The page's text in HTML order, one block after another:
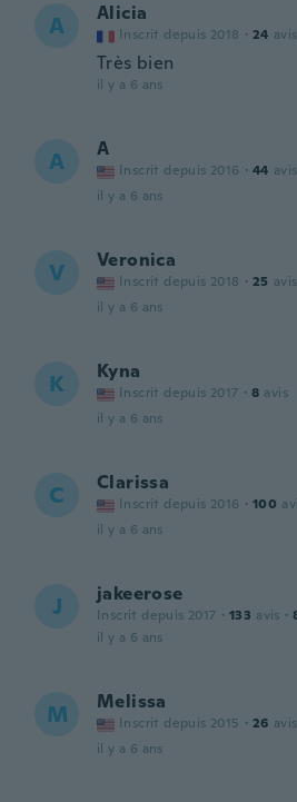
A Alicia
Inscrit depuis 2018 · 24 avis
Très bien
il y a 6 ans
A A
Inscrit depuis 2016 · 44 avis
il y a 6 ans
V Veronica
Inscrit depuis 2018 · 25 avis
il y a 6 ans
K Kyna
Inscrit depuis 2017 · 8 avis
il y a 6 ans
C Clarissa
Inscrit depuis 2016 · 100
il y a 6 ans
J jakeerose
Inscrit depuis 2017 · 133 avis ·
il y a 6 ans
M Melissa
Inscrit depuis 2015 · 26 avis
il y a 6 ans